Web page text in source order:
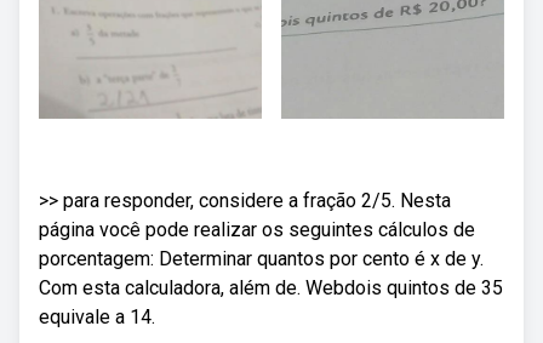
>> para responder, considere a fração 2/5. Nesta
página você pode realizar os seguintes cálculos de
porcentagem: Determinar quantos por cento é x de y.
Com esta calculadora, além de. Webdois quintos de 35
equivale a 14.